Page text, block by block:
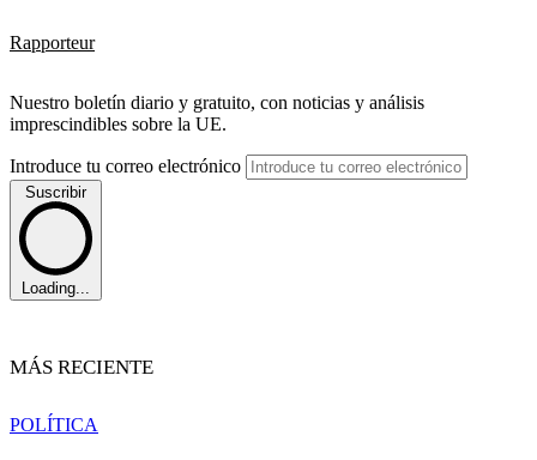
Rapporteur
Nuestro boletín diario y gratuito, con noticias y análisis
imprescindibles sobre la UE.
Introduce tu correo electrónico
Suscribir
Loading...
MÁS RECIENTE
POLÍTICA